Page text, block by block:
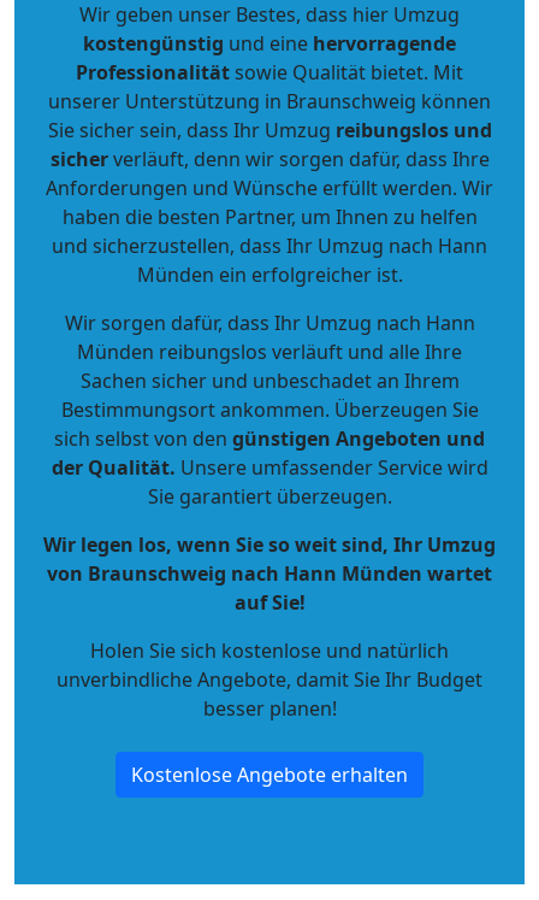
Wir geben unser Bestes, dass hier Umzug
kostengünstig und eine hervorragende
Professionalitätsowie Qualität bietet. Mit
unserer Unterstützung in Braunschweig können
Sie sicher sein, dass Ihr Umzug reibungslos und
sicherverläuft, denn wir sorgen dafür, dass Ihre
Anforderungen und Wünsche erfüllt werden. Wir
haben die besten Partner, um Ihnen zu helfen
und sicherzustellen, dass Ihr Umzug nach Hann
Münden ein erfolgreicher ist.
Wir sorgen dafür, dass Ihr Umzug nach Hann
Münden reibungslos verläuft und alle Ihre
Sachen sicher und unbeschadet an Ihrem
Bestimmungsort ankommen. Überzeugen Sie
sich selbst von den günstigen Angeboten und
der Qualität. Unsere umfassender Service wird
Sie garantiert überzeugen.
Wir legen los, wenn Sie so weit sind, Ihr Umzug
von Braunschweig nach Hann Münden wartet
auf Sie!
Holen Sie sich kostenlose und natürlich
unverbindliche Angebote, damit Sie Ihr Budget
besser planen!
Kostenlose Angebote erhalten